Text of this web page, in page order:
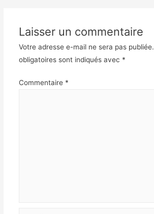
Laisser un commentaire
Votre adresse e-mail ne sera pas publiée.
obligatoires sont indiqués avec *
Commentaire *